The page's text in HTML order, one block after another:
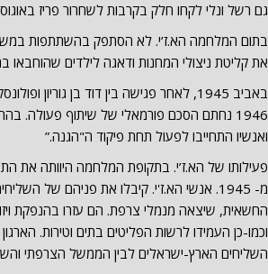
גם רשל ונלי לקחו חלק בקרבות לשחרור פריז באוגוסט
בתום המלחמה הא.ז’י. לא הסתפק בהשתתפות
את קליטת ניצולי המחנות ודאגה לילדים
באביב 1945, לאחר פגישה בין דוד בן
1946 נחתם הסכם פורמאלי של שיתוף
ואנשיו התחייבו לפעול תחת פיקוד ה"הגנה.”
פעילותו של הא.ז’י. בתקופת המלחמה היוותה
מ- 1945. אנשי הא.ז'י. קיבלו את פניהם של
החשאית, שיצאה מנמלי צרפת. הם עזרו בהנפקת
וכמו-כן העמידו לרשות הפליטים בתים וטירות.
השליחים הארץ-ישראלים לבין הממשל הצרפתי